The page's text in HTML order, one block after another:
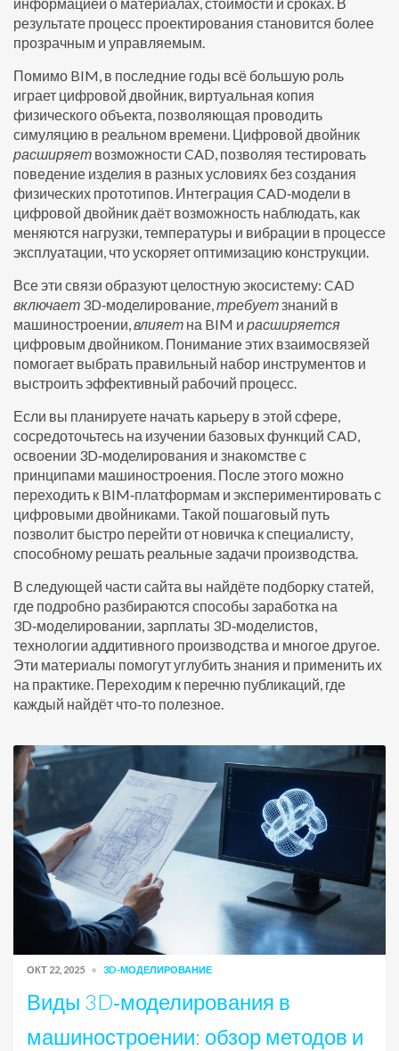
результате процесс проектирования становится более
прозрачным и управляемым.
Помимо BIM, в последние годы всё большую роль
играет цифровой двойник, виртуальная копия
физического объекта, позволяющая проводить
симуляцию в реальном времени. Цифровой двойник
расширяет возможности CAD, позволяя тестировать
поведение изделия в разных условиях без создания
физических прототипов. Интеграция CAD‑модели в
цифровой двойник даёт возможность наблюдать, как
меняются нагрузки, температуры и вибрации в процессе
эксплуатации, что ускоряет оптимизацию конструкции.
Все эти связи образуют целостную экосистему: CAD
включает 3D‑моделирование,требуетзнаний в
машиностроении,влияет на BIM и расширяется
цифровым двойником. Понимание этих взаимосвязей
помогает выбрать правильный набор инструментов и
выстроить эффективный рабочий процесс.
Если вы планируете начать карьеру в этой сфере,
сосредоточьтесь на изучении базовых функций CAD,
освоении 3D‑моделирования и знакомстве с
принципами машиностроения. После этого можно
переходить к BIM‑платформам и экспериментировать с
цифровыми двойниками. Такой пошаговый путь
позволит быстро перейти от новичка к специалисту,
способному решать реальные задачи производства.
В следующей части сайта вы найдёте подборку статей,
где подробно разбираются способы заработка на
3D‑моделировании, зарплаты 3D‑моделистов,
технологии аддитивного производства и многое другое.
Эти материалы помогут углубить знания и применить их
на практике. Переходим к перечню публикаций, где
каждый найдёт что‑то полезное.
ОКТ 22, 2025 3D-МОДЕЛИРОВАНИЕ
Виды 3D‑моделирования в
машиностроении: обзор методов и